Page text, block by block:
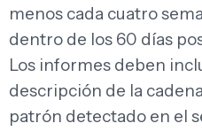
menos cada cuatro
dentro de los 60 días
Los informes deben
descripción de la
patrón detectado en el